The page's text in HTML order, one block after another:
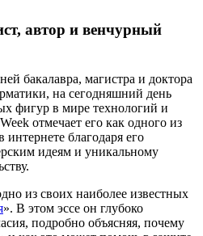
автор и венчурный
бакалавра, магистра и доктора
на сегодняшний день
фигур в мире технологий и
отмечает его как одного из
благодаря его
идеям и уникальному
из своих наиболее известных
». В этом эссе он глубоко
подробно объясняя, почему